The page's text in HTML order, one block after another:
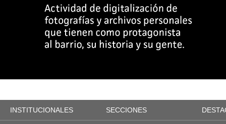
INSTITUCIONALES SECCIONES